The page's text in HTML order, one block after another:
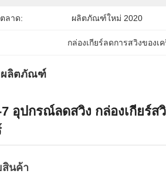
ลาด: ผลิตภัณฑ์ใหม่ 2020
กล่องเกียร์ลดการสวิงของเ
ผลิตภัณฑ์
อุปกรณ์ลดสวิง กล่องเกียร์ส
สินค้า